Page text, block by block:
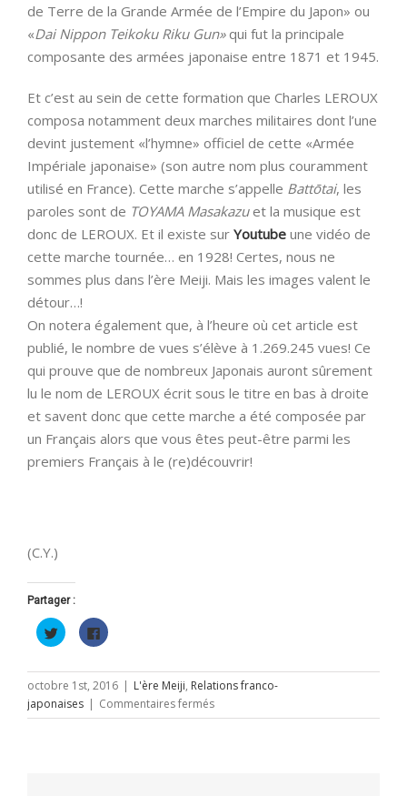
de Terre de la Grande Armée de l’Empire du Japon» ou
«Dai Nippon Teikoku Riku Gun»qui fut la principale
composante des armées japonaise entre 1871 et 1945.
Et c’est au sein de cette formation que Charles LEROUX
composa notamment deux marches militaires dont l’une
devint justement «l’hymne» officiel de cette «Armée
Impériale japonaise» (son autre nom plus couramment
utilisé en France). Cette marche s’appelle Battōtai, les
paroles sont de TOYAMA Masakazuet la musique est
donc de LEROUX. Et il existe sur Youtube une vidéo de
cette marche tournée… en 1928! Certes, nous ne
sommes plus dans l’ère Meiji. Mais les images valent le
détour…!
On notera également que, à l’heure où cet article est
publié, le nombre de vues s’élève à 1.269.245 vues! Ce
qui prouve que de nombreux Japonais auront sûrement
lu le nom de LEROUX écrit sous le titre en bas à droite
et savent donc que cette marche a été composée par
un Français alors que vous êtes peut-être parmi les
premiers Français à le (re)découvrir!
(C.Y.)
Partager :
Cliquez
pour
partager
Twitter(ouvre
dans
une
nouvelle
fenêtre)
Cliquez
pour
Facebook(ouvre
dans
une
nouvelle
fenêtre)
octobre 1st, 2016 | L'ère Meiji, Relations franco-
japonaises | Commentaires ferméssur
Charles